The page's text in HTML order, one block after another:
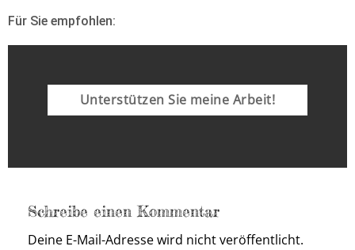
Für Sie empfohlen:
Unterstützen Sie meine Arbeit!
Schreibe einen Kommentar
Deine E-Mail-Adresse wird nicht veröffentlicht.